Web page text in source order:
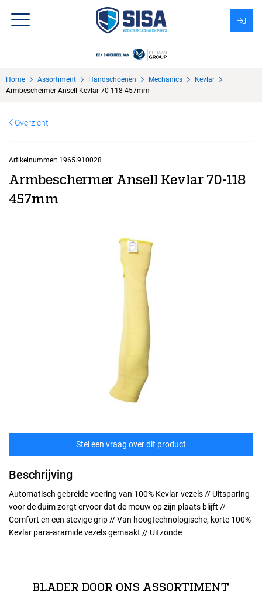
Over Sisa
Home Assortiment Handschoenen Mechanics
Kevlar
Armbeschermer Ansell Kevlar 70-118 457mm
Overzicht
Artikelnummer: 1965.910028
Armbeschermer Ansell Kevlar 70-118
457mm
Stel een vraag over dit product
Beschrijving
Automatisch gebreide voering van 100% Kevlar-vezels // Uitsparing
voor de duim zorgt ervoor dat de mouw op zijn plaats blijft //
Comfort en een stevige grip // Van hoogtechnologische, korte 100%
Kevlar para-aramide vezels gemaakt // Uitzonde
BLADER DOOR ONS ASSORTIMENT